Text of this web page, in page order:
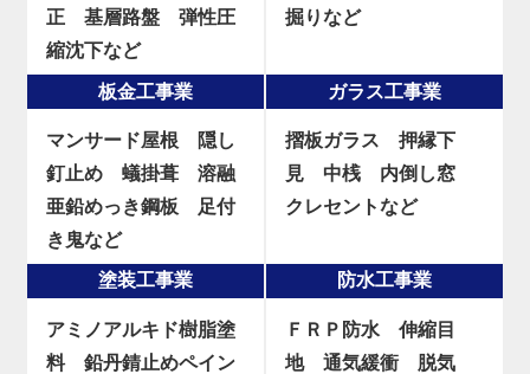
正
基層路盤
弾性圧
縮沈下など
掘りなど
板金工事業
マンサード屋根
隠し
釘止め
蟻掛葺
溶融
亜鉛めっき鋼板
足付
き鬼など
ガラス工事業
摺板ガラス
押縁下
見
中桟
内倒し窓
クレセントなど
塗装工事業
アミノアルキド樹脂塗
料
鉛丹錆止めペイン
防水工事業
ＦＲＰ防水
伸縮目
地
通気緩衝
脱気